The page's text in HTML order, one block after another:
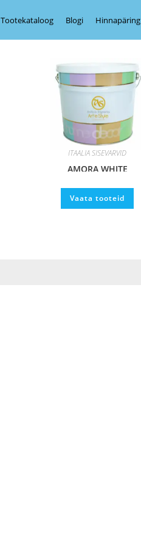
Tootekataloog Blogi Hinnapäring
ITAALIA SISEVÄRVID
AMORA WHITE
Vaata tooteid